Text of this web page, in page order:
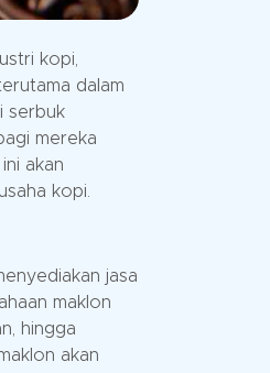
kopi,
dalam
serbuk
mereka
akan
kopi.
jasa
maklon
hingga
akan